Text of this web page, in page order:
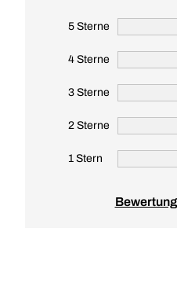
5 Sterne
4 Sterne
3 Sterne
2 Sterne
1 Stern